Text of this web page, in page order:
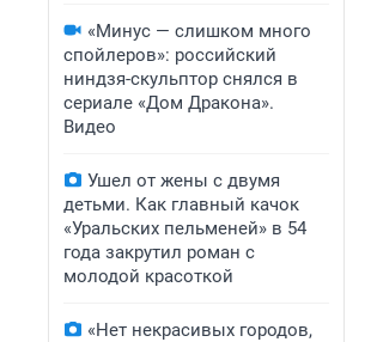
«Минус — слишком много
спойлеров»: российский
ниндзя-скульптор снялся в
сериале «Дом Дракона».
Видео
Ушел от жены с двумя
детьми. Как главный качок
«Уральских пельменей» в 54
года закрутил роман с
молодой красоткой
«Нет некрасивых городов,